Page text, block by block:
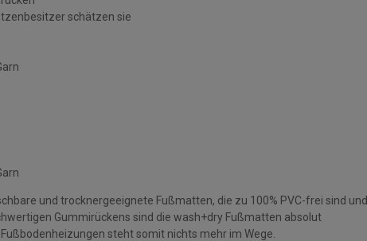
schätzen sie
und trocknergeeignete Fußmatten, die zu 100% PVC-frei sind und
Gummirückens sind die wash+dry Fußmatten absolut
steht somit nichts mehr im Wege.